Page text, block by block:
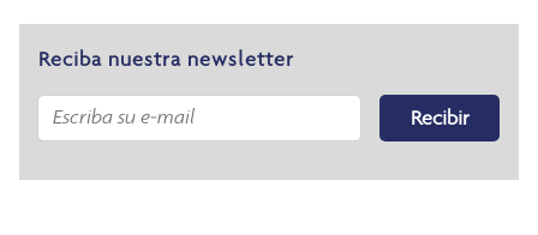
Reciba nuestra newsletter
Recibir